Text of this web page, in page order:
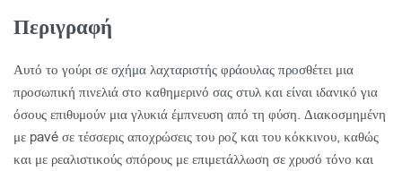
Περιγραφή
Αυτό το γούρι σε σχήμα λαχταριστής φράουλας προσθέτει μια
προσωπική πινελιά στο καθημερινό σας στυλ και είναι ιδανικό για
όσους επιθυμούν μια γλυκιά έμπνευση από τη φύση. Διακοσμημένη
με pavé σε τέσσερις αποχρώσεις του ροζ και του κόκκινου, καθώς
και με ρεαλιστικούς σπόρους με επιμετάλλωση σε χρυσό τόνο και